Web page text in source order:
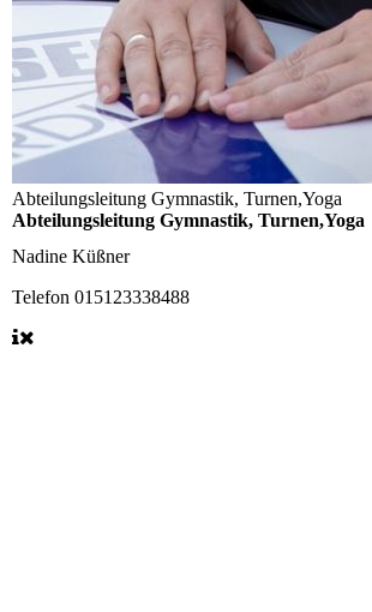
Abteilungsleitung Gymnastik, Turnen,Yoga
Abteilungsleitung Gymnastik, Turnen,Yoga
Nadine Küßner
Telefon 015123338488